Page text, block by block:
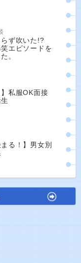
ず吹いた!?
笑エピソードを
。
】私服OK面接
る！】男女別